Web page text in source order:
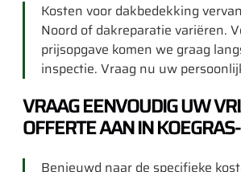
Kosten voor dakbedekking
Noord of dakreparatie variëren.
prijsopgave komen we graag
inspectie. Vraag nu uw
VRAAG EENVOUDIG UW
OFFERTE AAN IN
Benieuwd naar de specifieke